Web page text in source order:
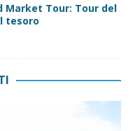
Market Tour: Tour del
tesoro